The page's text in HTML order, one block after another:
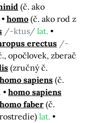
(č. ako
homo (č. ako rod z
/-ktus/ lat.
erectus /-
opočlovek, zberač
(zručný č.
homo sapiens (č.
homo sapiens
homo faber (č.
lat.